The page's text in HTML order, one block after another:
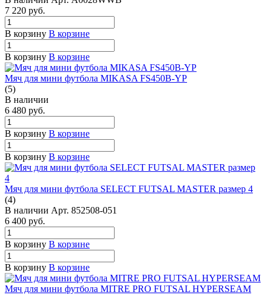
7 220 руб.
В корзину В корзине
В корзину В корзине
Мяч для мини футбола MIKASA FS450B-YP
(5)
В наличии
6 480 руб.
В корзину В корзине
В корзину В корзине
Мяч для мини футбола SELECT FUTSAL MASTER размер 4
(4)
В наличии Арт. 852508-051
6 400 руб.
В корзину В корзине
В корзину В корзине
Мяч для мини футбола MITRE PRO FUTSAL HYPERSEAM